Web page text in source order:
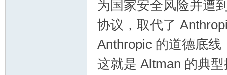
为国家安全风险并遭
协议，取代了
Anthropic 的道德底
这就是 Altman 的典